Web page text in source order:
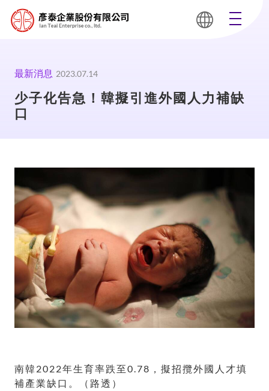
最新消息 2023.07.14
少子化告急！韓擬引進外國人力補缺
口
南韓2022年生育率跌至0.78，擬招攬外國人才填
補產業缺口。（路透）